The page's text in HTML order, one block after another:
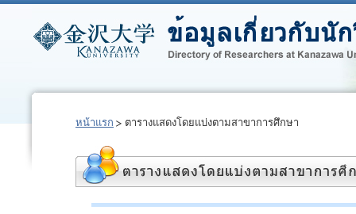
หน้าแรก ตารางแสดงโดยแบ่งตามสาขาการศึกษา